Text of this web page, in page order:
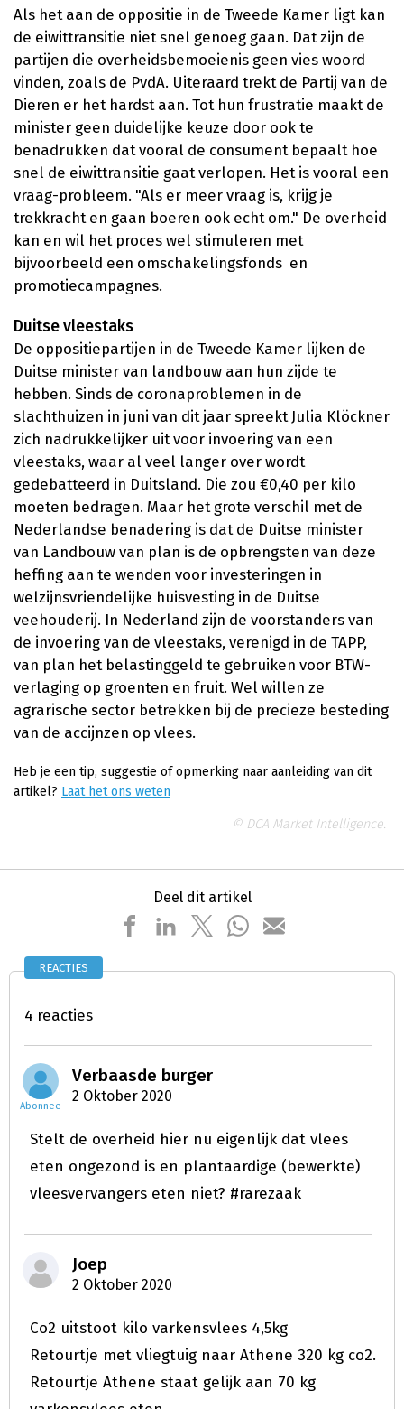
Als het aan de oppositie in de Tweede Kamer ligt kan
de eiwittransitie niet snel genoeg gaan. Dat zijn de
partijen die overheidsbemoeienis geen vies woord
vinden, zoals de PvdA. Uiteraard trekt de Partij van de
Dieren er het hardst aan. Tot hun frustratie maakt de
minister geen duidelijke keuze door ook te
benadrukken dat vooral de consument bepaalt hoe
snel de eiwittransitie gaat verlopen. Het is vooral een
vraag-probleem. "Als er meer vraag is, krijg je
trekkracht en gaan boeren ook echt om." De overheid
kan en wil het proces wel stimuleren met
bijvoorbeeld een omschakelingsfonds en
promotiecampagnes.
Duitse vleestaks
De oppositiepartijen in de Tweede Kamer lijken de
Duitse minister van landbouw aan hun zijde te
hebben. Sinds de coronaproblemen in de
slachthuizen in juni van dit jaar spreekt Julia Klöckner
zich nadrukkelijker uit voor invoering van een
vleestaks, waar al veel langer over wordt
gedebatteerd in Duitsland. Die zou €0,40 per kilo
moeten bedragen. Maar het grote verschil met de
Nederlandse benadering is dat de Duitse minister
van Landbouw van plan is de opbrengsten van deze
heffing aan te wenden voor investeringen in
welzijnsvriendelijke huisvesting in de Duitse
veehouderij. In Nederland zijn de voorstanders van
de invoering van de vleestaks, verenigd in de TAPP,
van plan het belastinggeld te gebruiken voor BTW-
verlaging op groenten en fruit. Wel willen ze
agrarische sector betrekken bij de precieze besteding
van de accijnzen op vlees.
Heb je een tip, suggestie of opmerking naar aanleiding van dit
artikel? Laat het ons weten
© DCA Market Intelligence.
Deel dit artikel
REACTIES
4 reacties
Abonnee
Verbaasde burger
2 Oktober 2020
Stelt de overheid hier nu eigenlijk dat vlees
eten ongezond is en plantaardige (bewerkte)
vleesvervangers eten niet? #rarezaak
Joep
2 Oktober 2020
Co2 uitstoot kilo varkensvlees 4,5kg
Retourtje met vliegtuig naar Athene 320 kg co2.
Retourtje Athene staat gelijk aan 70 kg